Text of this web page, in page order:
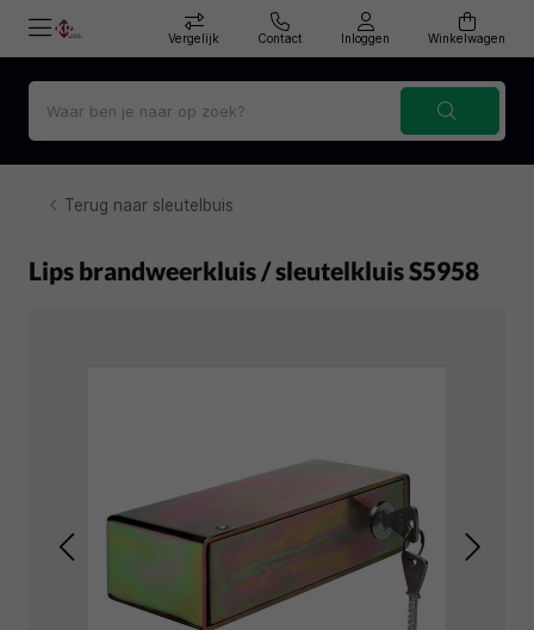
Vergelijk Contact Inloggen Winkelwagen
Terug naar sleutelbuis
Lips brandweerkluis / sleutelkluis S5958